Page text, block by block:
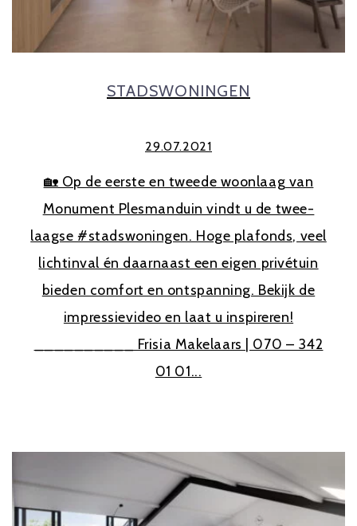
STADSWONINGEN
29.07.2021
🏡 Op de eerste en tweede woonlaag van
Monument Plesmanduin vindt u de twee-
laagse #stadswoningen. Hoge plafonds, veel
lichtinval én daarnaast een eigen privétuin
bieden comfort en ontspanning. Bekijk de
impressievideo en laat u inspireren!
__________ Frisia Makelaars | 070 – 342
01 01...